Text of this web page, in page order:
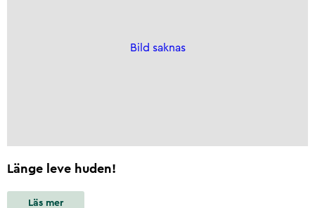
Bild saknas
Länge leve huden!
Läs mer